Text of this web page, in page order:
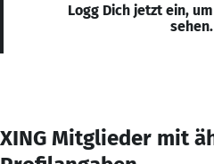
Logg Dich jetzt ein,
sehen.
XING Mitglieder mit